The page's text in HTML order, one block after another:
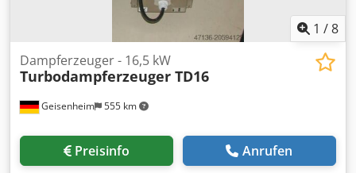
1 /8
Geisenheim 555 km
Dampferzeuger - 16,5 kW
Turbodampferzeuger TD16
Preisinfo Anrufen